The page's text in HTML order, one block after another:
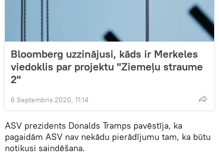
Bloomberg uzzinājusi, kāds ir Merkeles
viedoklis par projektu "Ziemeļu straume
2"
6 Septembris 2020, 11:14
ASV prezidents Donalds Tramps pavēstīja, ka
pagaidām ASV nav nekādu pierādījumu tam, ka būtu
notikusi saindēšana.